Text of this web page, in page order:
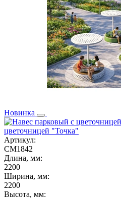
Новинка
цветочницей "Точка"
Артикул:
СМ1842
Длина, мм:
2200
Ширина, мм:
2200
Высота, мм: